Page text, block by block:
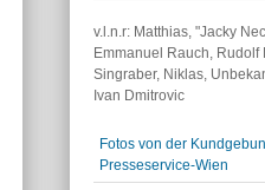
v.l.n.r: Matthias, "Jacky
Emmanuel Rauch, Rudolf
Singraber, Niklas,
Ivan Dmitrovic
Fotos von der
Presseservice-Wien